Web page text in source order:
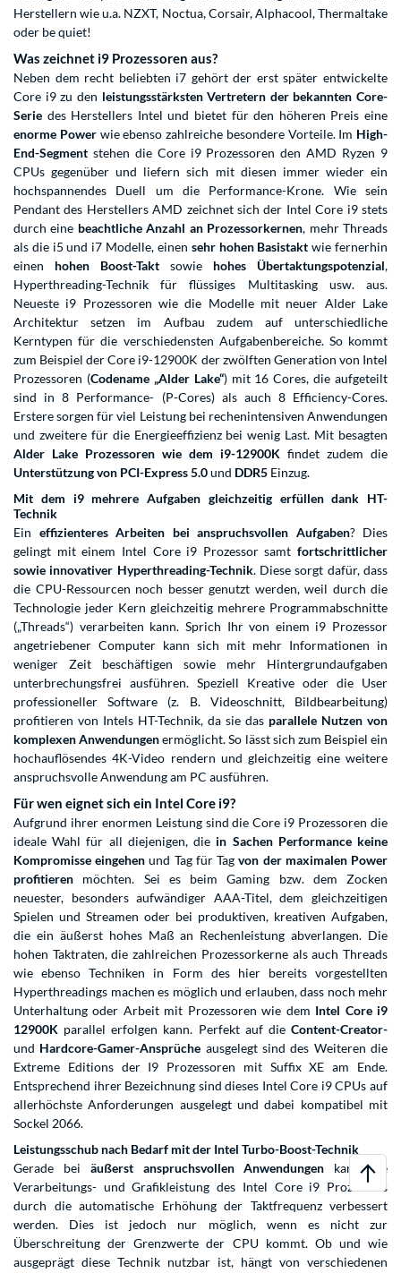
Herstellern wie u.a. NZXT, Noctua, Corsair, Alphacool, Thermaltake
oder be quiet!
Was zeichnet i9 Prozessoren aus?
Neben dem recht beliebten i7 gehört der erst später entwickelte
Core i9 zu den leistungsstärksten Vertretern der bekannten Core-
Serie des Herstellers Intel und bietet für den höheren Preis eine
enorme Powerwie ebenso zahlreiche besondere Vorteile. Im High-
End-Segment stehen die Core i9 Prozessoren den AMD Ryzen 9
CPUs gegenüber und liefern sich mit diesen immer wieder ein
hochspannendes Duell um die Performance-Krone. Wie sein
Pendant des Herstellers AMD zeichnet sich der Intel Core i9 stets
durch eine beachtliche Anzahl an Prozessorkernen, mehr Threads
als die i5 und i7 Modelle, einen sehr hohen Basistakt wie fernerhin
einen hohen Boost-Takt sowie hohes Übertaktungspotenzial,
Hyperthreading-Technik für flüssiges Multitasking usw. aus.
Neueste i9 Prozessoren wie die Modelle mit neuer Alder Lake
Architektur setzen im Aufbau zudem auf unterschiedliche
Kerntypen für die verschiedensten Aufgabenbereiche. So kommt
zum Beispiel der Core i9-12900K der zwölften Generation von Intel
Prozessoren (Codename „Alder Lake“) mit 16 Cores, die aufgeteilt
sind in 8 Performance- (P-Cores) als auch 8 Efficiency-Cores.
Erstere sorgen für viel Leistung bei rechenintensiven Anwendungen
und zweitere für die Energieeffizienz bei wenig Last. Mit besagten
Alder Lake Prozessoren wie dem i9-12900K findet zudem die
Unterstützung von PCI-Express 5.0und DDR5 Einzug.
Mit dem i9 mehrere Aufgaben gleichzeitig erfüllen dank HT-
Technik
Ein effizienteres Arbeiten bei anspruchsvollen Aufgaben? Dies
gelingt mit einem Intel Core i9 Prozessor samt fortschrittlicher
sowie innovativer Hyperthreading-Technik. Diese sorgt dafür, dass
die CPU-Ressourcen noch besser genutzt werden, weil durch die
Technologie jeder Kern gleichzeitig mehrere Programmabschnitte
(„Threads“) verarbeiten kann. Sprich Ihr von einem i9 Prozessor
angetriebener Computer kann sich mit mehr Informationen in
weniger Zeit beschäftigen sowie mehr Hintergrundaufgaben
unterbrechungsfrei ausführen. Speziell Kreative oder die User
professioneller Software (z. B. Videoschnitt, Bildbearbeitung)
profitieren von Intels HT-Technik, da sie das parallele Nutzen von
komplexen Anwendungenermöglicht. So lässt sich zum Beispiel ein
hochauflösendes 4K-Video rendern und gleichzeitig eine weitere
anspruchsvolle Anwendung am PC ausführen.
Für wen eignet sich ein Intel Core i9?
Aufgrund ihrer enormen Leistung sind die Core i9 Prozessoren die
ideale Wahl für all diejenigen, die in Sachen Performance keine
Kompromisse eingehen und Tag für Tag von der maximalen Power
profitieren möchten. Sei es beim Gaming bzw. dem Zocken
neuester, besonders aufwändiger AAA-Titel, dem gleichzeitigen
Spielen und Streamen oder bei produktiven, kreativen Aufgaben,
die ein äußerst hohes Maß an Rechenleistung abverlangen. Die
hohen Taktraten, die zahlreichen Prozessorkerne als auch Threads
wie ebenso Techniken in Form des hier bereits vorgestellten
Hyperthreadings machen es möglich und erlauben, dass noch mehr
Unterhaltung oder Arbeit mit Prozessoren wie dem Intel Core i9
12900K parallel erfolgen kann. Perfekt auf die Content-Creator-
und Hardcore-Gamer-Ansprüche ausgelegt sind des Weiteren die
Extreme Editions der I9 Prozessoren mit Suffix XE am Ende.
Entsprechend ihrer Bezeichnung sind dieses Intel Core i9 CPUs auf
allerhöchste Anforderungen ausgelegt und dabei kompatibel mit
Sockel 2066.
Leistungsschub nach Bedarf mit der Intel Turbo-Boost-Technik
Gerade bei äußerst anspruchsvollen Anwendungen kann die
Verarbeitungs- und Grafikleistung des Intel Core i9 Prozessors
durch die automatische Erhöhung der Taktfrequenz verbessert
werden. Dies ist jedoch nur möglich, wenn es nicht zur
Überschreitung der Grenzwerte der CPU kommt. Ob und wie
ausgeprägt diese Technik nutzbar ist, hängt von verschiedenen